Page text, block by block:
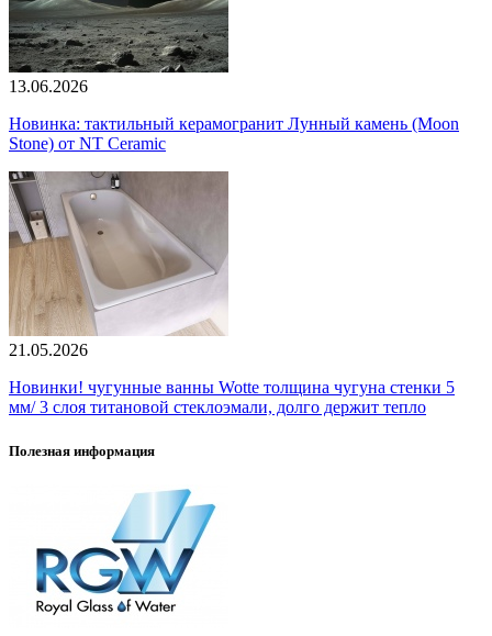
13.06.2026
Новинка: тактильный керамогранит Лунный камень (Moon
Stone) от NT Ceramic
21.05.2026
Новинки! чугунные ванны Wotte толщина чугуна стенки 5
мм/ 3 слоя титановой стеклоэмали, долго держит тепло
Полезная информация